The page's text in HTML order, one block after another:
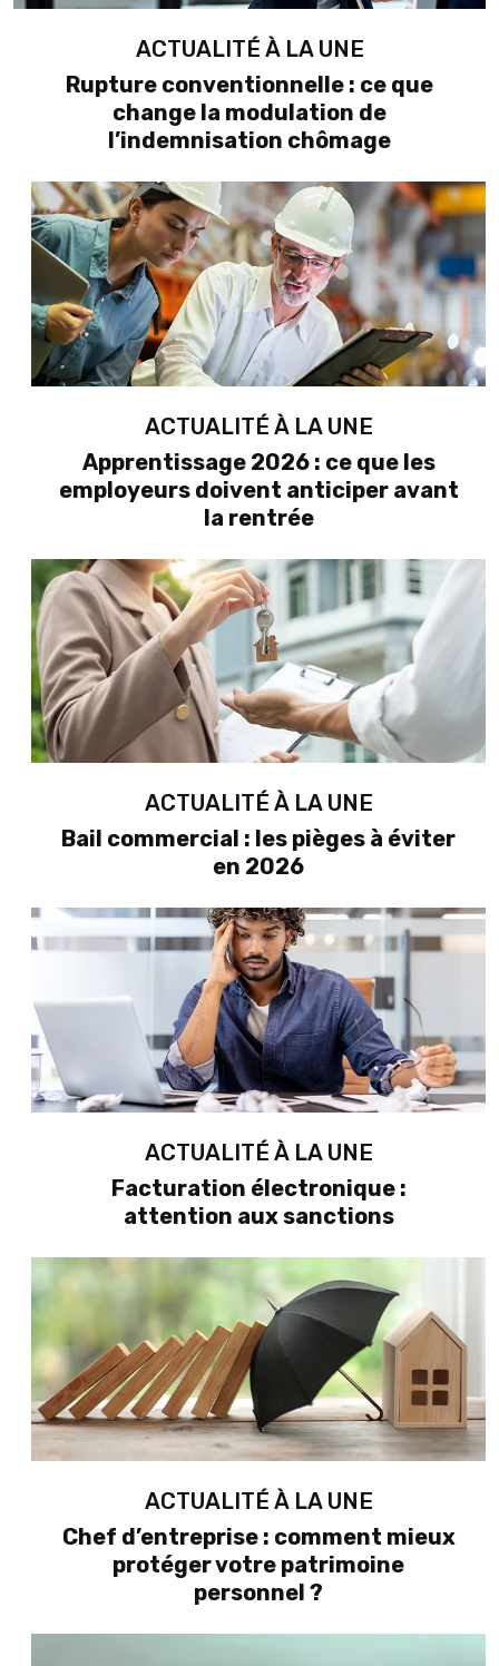
ACTUALITÉ À LA UNE
Rupture conventionnelle : ce que
change la modulation de
l’indemnisation chômage
ACTUALITÉ À LA UNE
Apprentissage 2026 : ce que les
employeurs doivent anticiper avant
la rentrée
ACTUALITÉ À LA UNE
Bail commercial : les pièges à éviter
en 2026
ACTUALITÉ À LA UNE
Facturation électronique :
attention aux sanctions
ACTUALITÉ À LA UNE
Chef d’entreprise : comment mieux
protéger votre patrimoine
personnel ?